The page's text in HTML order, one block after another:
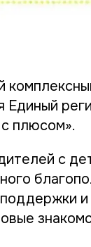
Единый
плюсом».
с
и